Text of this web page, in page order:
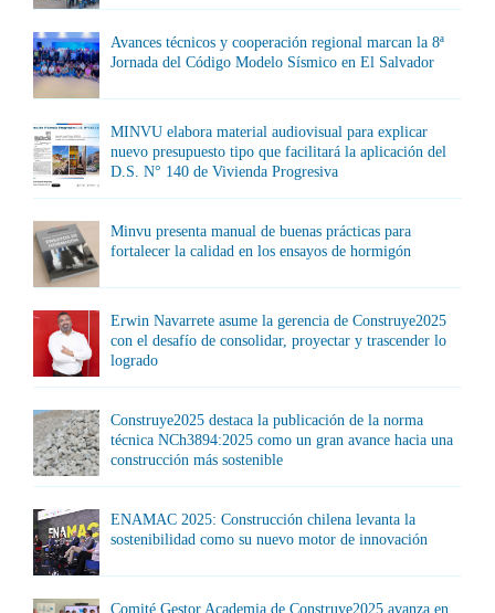
Avances técnicos y cooperación regional marcan la 8ª
Jornada del Código Modelo Sísmico en El Salvador
MINVU elabora material audiovisual para explicar
nuevo presupuesto tipo que facilitará la aplicación del
D.S. N° 140 de Vivienda Progresiva
Minvu presenta manual de buenas prácticas para
fortalecer la calidad en los ensayos de hormigón
Erwin Navarrete asume la gerencia de Construye2025
con el desafío de consolidar, proyectar y trascender lo
logrado
Construye2025 destaca la publicación de la norma
técnica NCh3894:2025 como un gran avance hacia una
construcción más sostenible
ENAMAC 2025: Construcción chilena levanta la
sostenibilidad como su nuevo motor de innovación
Comité Gestor Academia de Construye2025 avanza en